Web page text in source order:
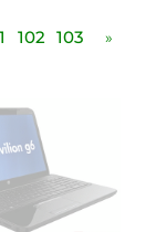
102 103 »